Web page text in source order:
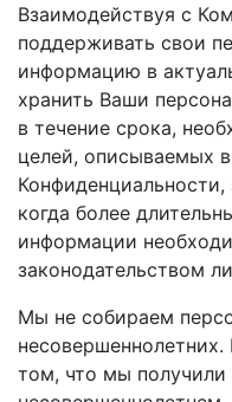
Взаимодействуя с
поддерживать свои
информацию в
хранить Ваши
в течение срока,
целей, описываемых
когда более
информации
законодательством
Мы не собираем
том, что мы получили